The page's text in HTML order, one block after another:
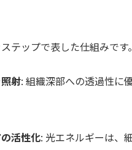
テップで表した仕組みです。
射: 組織深部への透過性に
活性化: 光エネルギーは、